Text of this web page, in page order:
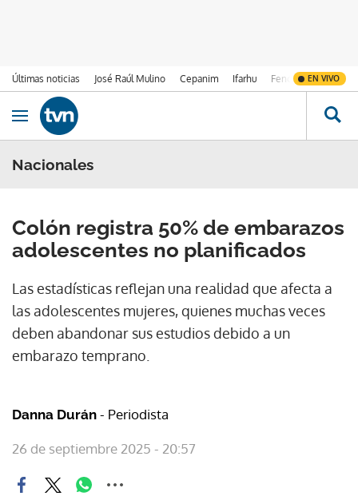
Últimas noticias José Raúl Mulino Cepanim Ifarhu Fenómeno de El
EN VIVO
Ir al contenido
Obrir navegació
Nacionales
Colón registra 50% de embarazos
adolescentes no planificados
Las estadísticas reflejan una realidad que afecta a
las adolescentes mujeres, quienes muchas veces
deben abandonar sus estudios debido a un
embarazo temprano.
Danna Durán - Periodista
26 de septiembre 2025 - 20:57